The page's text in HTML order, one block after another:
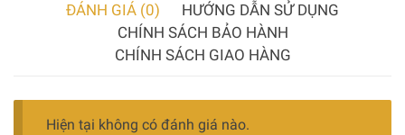
ĐÁNH GIÁ (0)
HƯỚNG DẪN SỬ DỤNG
CHÍNH SÁCH BẢO HÀNH
CHÍNH SÁCH GIAO HÀNG
Hiện tại không có đánh giá nào.